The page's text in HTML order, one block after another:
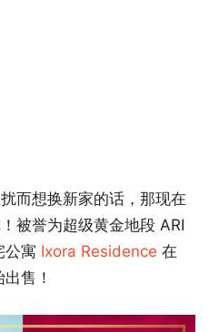
而想换新家的话，那现在
被誉为超级黄金地段 ARI
公寓 Ixora Residence 在
售！